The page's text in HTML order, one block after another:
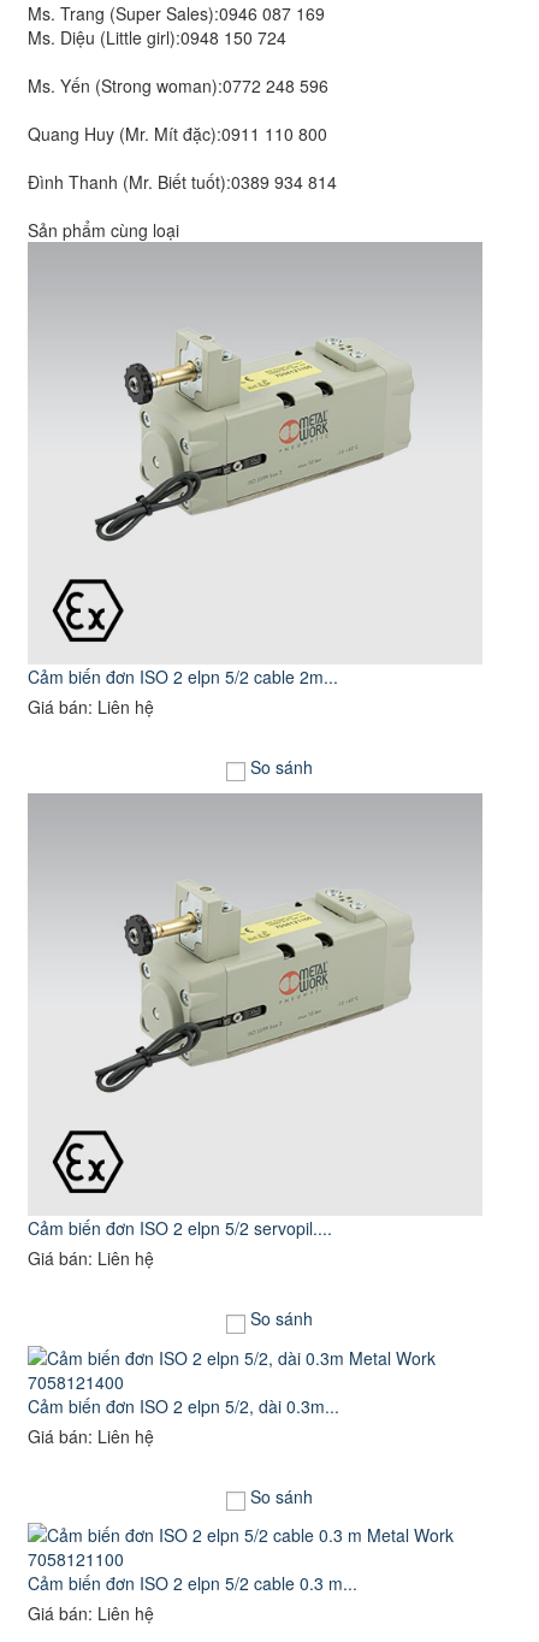
Ms. Trang (Super Sales):0946 087 169
Ms. Diệu (Little girl):0948 150 724
Ms. Yến (Strong woman):0772 248 596
Quang Huy (Mr. Mít đặc):0911 110 800
Đình Thanh (Mr. Biết tuốt):0389 934 814
Sản phẩm cùng loại
Cảm biến đơn ISO 2 elpn 5/2 cable 2m...
Giá bán: Liên hệ
So sánh
Cảm biến đơn ISO 2 elpn 5/2 servopil....
Giá bán: Liên hệ
So sánh
Cảm biến đơn ISO 2 elpn 5/2, dài 0.3m...
Giá bán: Liên hệ
So sánh
Cảm biến đơn ISO 2 elpn 5/2 cable 0.3 m...
Giá bán: Liên hệ